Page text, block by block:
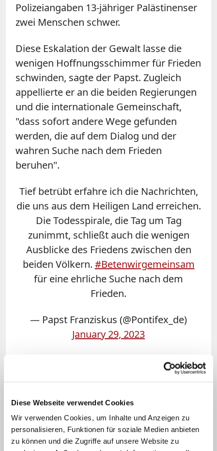
Diese Webseite verwendet Cookies
Wir verwenden Cookies, um Inhalte und Anzeigen zu
personalisieren, Funktionen für soziale Medien anbieten
zu können und die Zugriffe auf unsere Website zu
Polizeiangaben 13-jähriger Palästinenser
zwei Menschen schwer.
Diese Eskalation der Gewalt lasse die
wenigen Hoffnungsschimmer für Frieden
schwinden, sagte der Papst. Zugleich
appellierte er an die beiden Regierungen
und die internationale Gemeinschaft,
"dass sofort andere Wege gefunden
werden, die auf dem Dialog und der
wahren Suche nach dem Frieden
beruhen".
Tief betrübt erfahre ich die Nachrichten,
die uns aus dem Heiligen Land erreichen.
Die Todesspirale, die Tag um Tag
zunimmt, schließt auch die wenigen
Ausblicke des Friedens zwischen den
beiden Völkern. #Betenwirgemeinsam
für eine ehrliche Suche nach dem
Frieden.
— Papst Franziskus (@Pontifex_de)
January 29, 2023
Auch die führenden Vertreter der Kirchen
Jerusalem vor einer sinnlosen Spirale der
Gewalt gewarnt. "Wir, die Patriarchen
und Oberhäupter der Kirchen in
Jerusalem, rufen alle Parteien zu einer